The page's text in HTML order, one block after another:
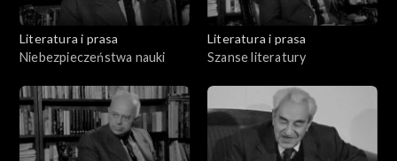
Literatura i prasa
Niebezpieczeństwa nauki
Literatura i prasa
Szanse literatury